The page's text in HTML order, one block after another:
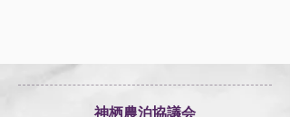
​神栖農泊協議会